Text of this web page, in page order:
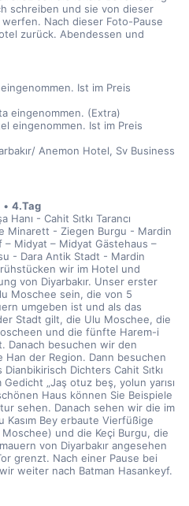
schreiben und sie von dieser
Nach dieser Foto-Pause
zurück. Abendessen und
Ist im Preis
eingenommen. (Extra)
eingenommen. Ist im Preis
Anemon Hotel, Sv Business
4.Tag
- Cahit Sıtkı Tarancı
Minarett - Ziegen Burgu - Mardin
– Midyat – Midyat Gästehaus –
- Dara Antik Stadt - Mardin
wir im Hotel und
von Diyarbakır. Unser erster
Moschee sein, die von 5
umgeben ist und als das
Stadt gilt, die Ulu Moschee, die
und die fünfte Harem-i
Danach besuchen wir den
Han der Region. Dann besuchen
Dichters Cahit Sıtkı
„Jaş otuz beş, yolun yarısı
Haus können Sie Beispiele
sehen. Danach sehen wir die im
Kasım Bey erbaute Vierfüßige
und die Keçi Burgu, die
von Diyarbakır angesehen
grenzt. Nach einer Pause bei
weiter nach Batman Hasankeyf.